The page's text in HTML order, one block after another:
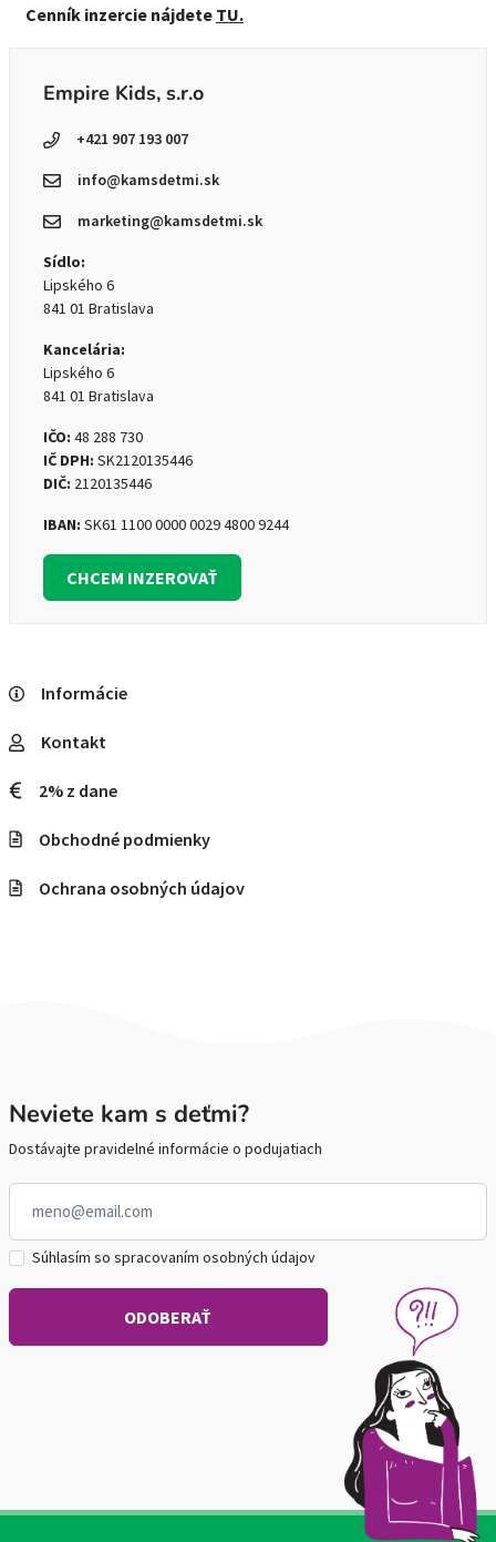
Cenník inzercie nájdete TU.
Informácie
Kontakt
2% z dane
Obchodné podmienky
Ochrana osobných údajov
Empire Kids, s.r.o
+421 907 193 007
info@kamsdetmi.sk
marketing@kamsdetmi.sk
Sídlo:
Lipského 6
841 01 Bratislava
Kancelária:
Lipského 6
841 01 Bratislava
IČO: 48 288 730
IČ DPH: SK2120135446
DIČ: 2120135446
IBAN: SK61 1100 0000 0029 4800 9244
CHCEM INZEROVAŤ
Neviete kam s deťmi?
Dostávajte pravidelné informácie o podujatiach
Súhlasím so spracovaním osobných údajov